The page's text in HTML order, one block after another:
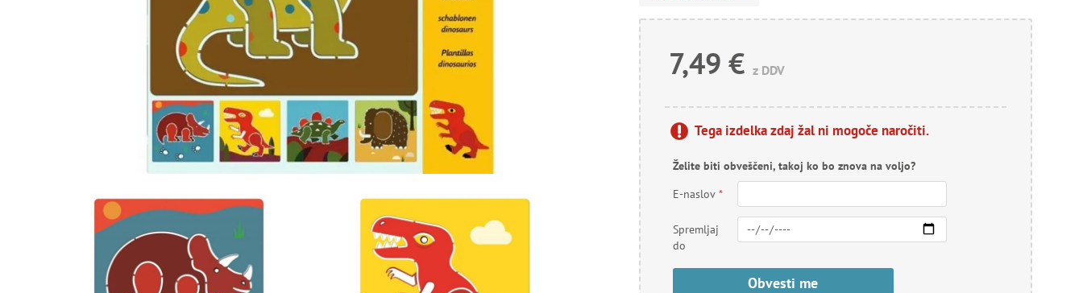
7,49 € z DDV
Tega izdelka zdaj žal ni mogoče naročiti.
Želite biti obveščeni, takoj ko bo znova na voljo?
E-naslov *
Spremljaj
do
Obvesti me